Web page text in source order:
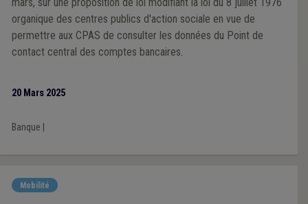
organique des centres publics d'action sociale en vue de
permettre aux CPAS de consulter les données du Point de
contact central des comptes bancaires.
20 Mars 2025
Banque
Mobilité